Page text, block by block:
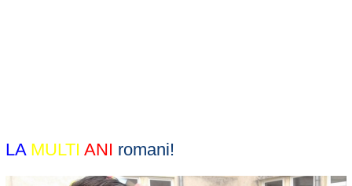
LA MULTI ANI romani!